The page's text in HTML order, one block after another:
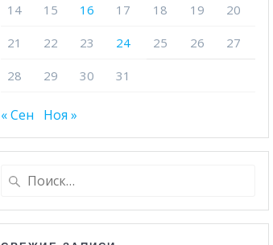
14 15 16 17 18 19 20
21 22 23 24 25 26 27
28 29 30 31
« Сен Ноя »
Найти: